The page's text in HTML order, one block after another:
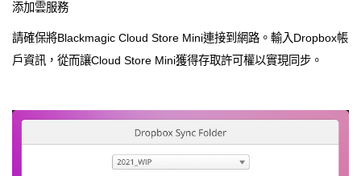
添加雲服務
請確保將Blackmagic Cloud Store Mini連接到網路。輸入Dropbox帳
戶資訊，從而讓Cloud Store Mini獲得存取許可權以實現同步。